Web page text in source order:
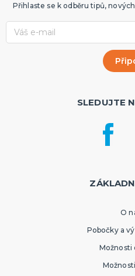
Přihlaste se k odběru tipů,
SLEDUJTE
O
Pobočky a
Možnosti